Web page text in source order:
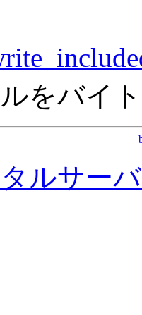
をバイ
ルサー